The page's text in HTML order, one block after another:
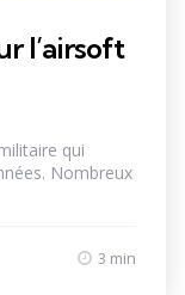
l’airsoft
qui
Nombreux
3 min